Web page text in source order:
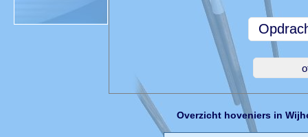
Overzicht hoveniers in